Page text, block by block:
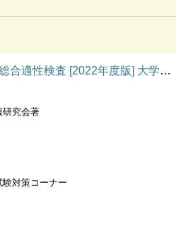
検査 [2022年度版] 大学生の就職Focusシリーズ
研究会著
対策コーナー